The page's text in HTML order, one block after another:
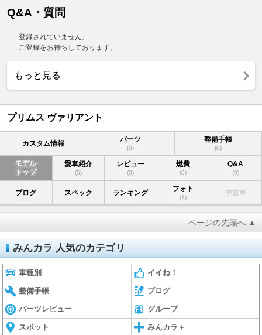
Q&A・質問
登録されていません。
ご登録をお待ちしております。
もっと見る
プリムス ヴァリアント
カスタム情報 パーツ
(0)
整備手帳
(0)
モデル
トップ
愛車紹介
(5)
レビュー
(0)
燃費
(0)
Q&A
(0)
ブログ スペック ランキング フォト
(1)
中古車
ページの先頭へ ▲
みんカラ 人気のカテゴリ
車種別 イイね！
整備手帳 ブログ
パーツレビュー グループ
スポット みんカラ＋